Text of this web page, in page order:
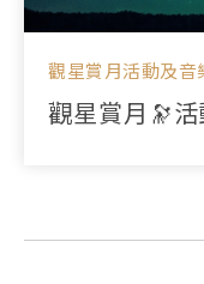
觀星賞月活動及音
觀星賞月🔭